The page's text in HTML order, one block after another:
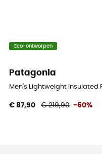
Eco-ontworpen
Patagonia
Men's Lightweight Insulated
€ 87,90 € 219,90 -60%